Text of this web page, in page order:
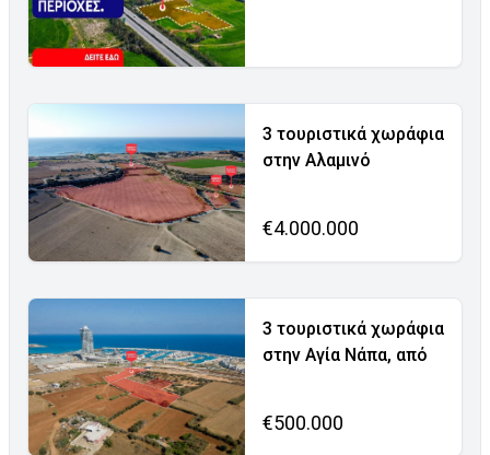
3 τουριστικά χωράφια
στην Αλαμινό
€4.000.000
3 τουριστικά χωράφια
στην Αγία Νάπα, από
€500.000